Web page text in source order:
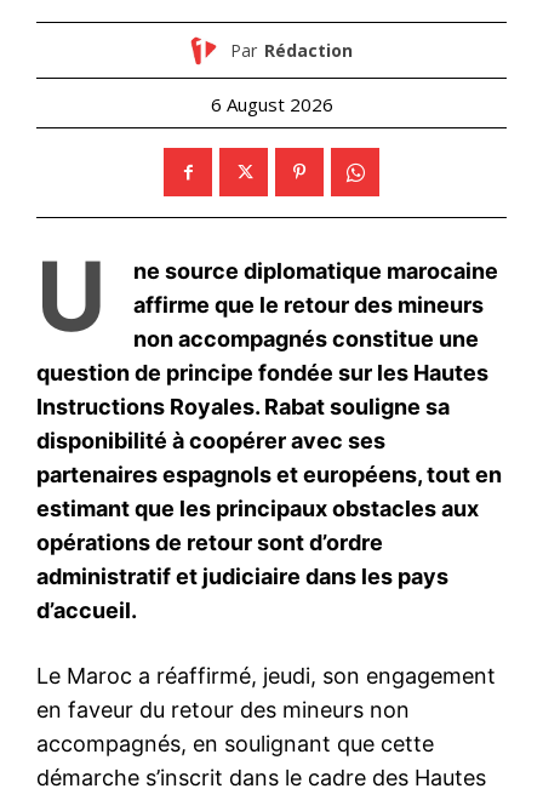
Législatives 2026 : Laftit
mobilise les médias publics
pour favoriser la participation
citoyenne
In "Politique"